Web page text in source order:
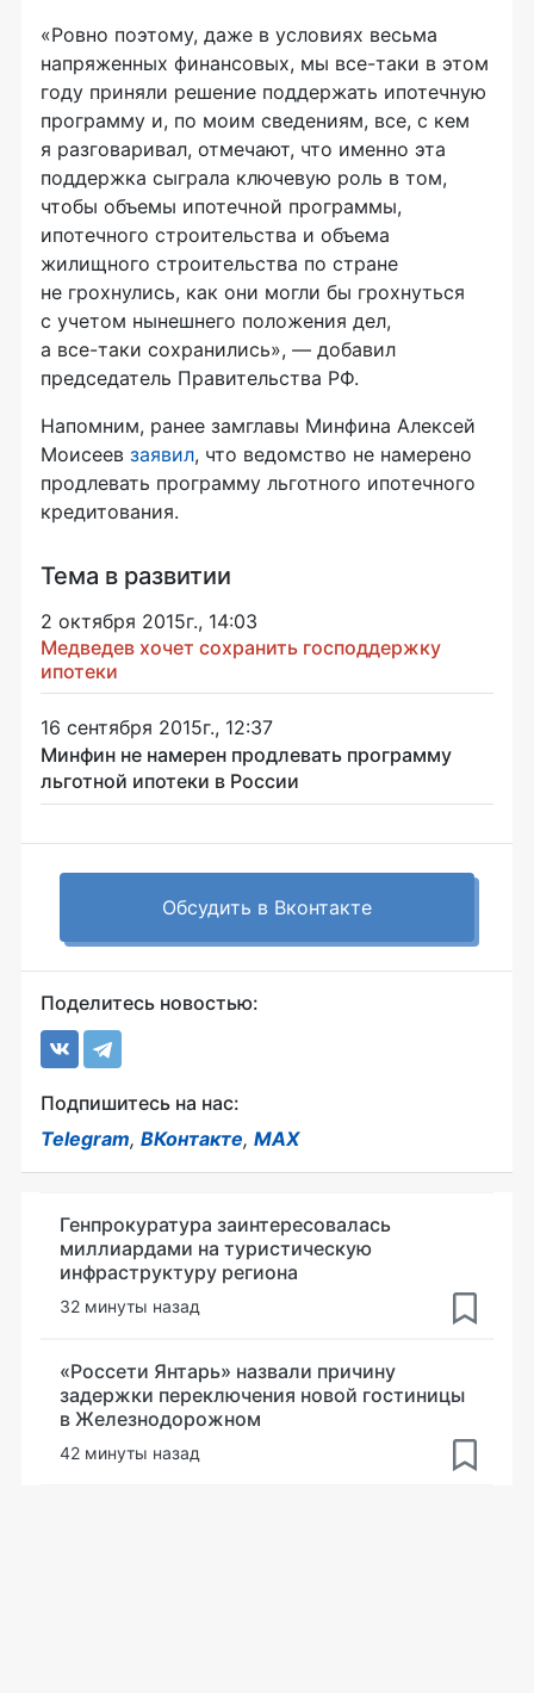
«Ровно поэтому, даже в условиях весьма
напряженных финансовых, мы все-таки в этом
году приняли решение поддержать ипотечную
программу и, по моим сведениям, все, с кем
я разговаривал, отмечают, что именно эта
поддержка сыграла ключевую роль в том,
чтобы объемы ипотечной программы,
ипотечного строительства и объема
жилищного строительства по стране
не грохнулись, как они могли бы грохнуться
с учетом нынешнего положения дел,
а все-таки сохранились», — добавил
председатель Правительства РФ.
Напомним, ранее замглавы Минфина Алексей
Моисеев заявил, что ведомство не намерено
продлевать программу льготного ипотечного
кредитования.
Тема в развитии
2 октября 2015г., 14:03
Медведев хочет сохранить господдержку
ипотеки
16 сентября 2015г., 12:37
Минфин не намерен продлевать программу
льготной ипотеки в России
Обсудить в Вконтакте
Поделитесь новостью:
Подпишитесь на нас:
Telegram, ВКонтакте, MAX
Генпрокуратура заинтересовалась
миллиардами на туристическую
инфраструктуру региона
32 минуты назад
«Россети Янтарь» назвали причину
задержки переключения новой гостиницы
в Железнодорожном
42 минуты назад